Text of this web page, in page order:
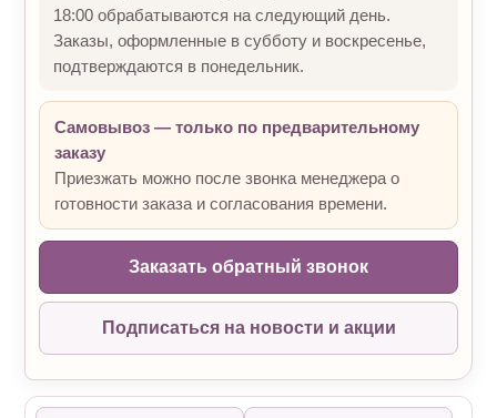
18:00 обрабатываются на следующий день.
Заказы, оформленные в субботу и воскресенье,
подтверждаются в понедельник.
Самовывоз — только по предварительному
заказу
Приезжать можно после звонка менеджера о
готовности заказа и согласования времени.
Заказать обратный звонок
Подписаться на новости и акции